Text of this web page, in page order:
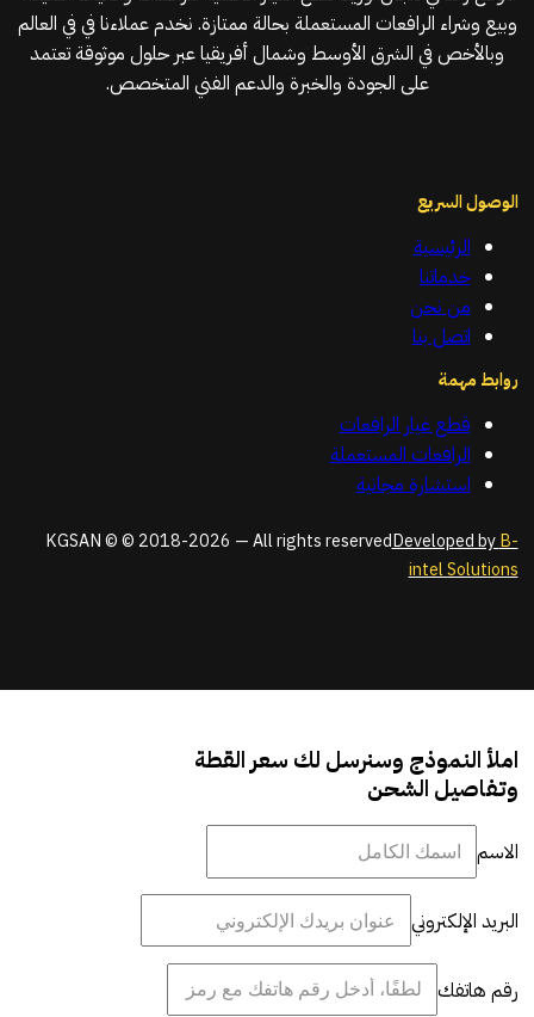
وبيع وشراء الرافعات المستعملة بحالة ممتازة. نخدم عملاءنا في في العالم
وبالأخص في الشرق الأوسط وشمال أفريقيا عبر حلول موثوقة تعتمد
على الجودة والخبرة والدعم الفني المتخصص.
الوصول السريع
الرئيسية
خدماتنا
من نحن
اتصل بنا
روابط مهمة
قطع غيار الرافعات
الرافعات المستعملة
استشارة مجانية
KGSAN © © 2018-2026 — All rights reservedDeveloped byB-
intel Solutions
املأ النموذج وسنرسل لك سعر القطة
وتفاصيل الشحن
الاسم
البريد الإلكتروني
رقم هاتفك